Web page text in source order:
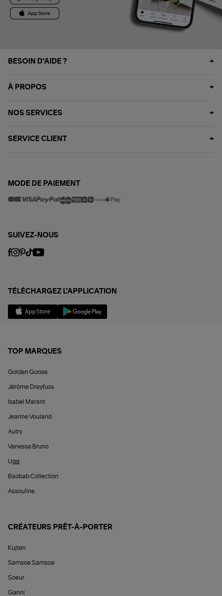
BESOIN D'AIDE ?
À PROPOS
NOS SERVICES
SERVICE CLIENT
MODE DE PAIEMENT
SUIVEZ-NOUS
TÉLÉCHARGEZ L'APPLICATION
TOP MARQUES
Golden Goose
Jérôme Dreyfuss
Isabel Marant
Jeanne Vouland
Autry
Vanessa Bruno
Ugg
Baobab Collection
Assouline
CRÉATEURS PRÊT-À-PORTER
Kujten
Samsoe Samsoe
Soeur
Ganni